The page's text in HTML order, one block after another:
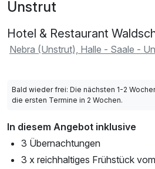
Unstrut
Hotel & Restaurant
Nebra (Unstrut), Halle - Saale -
Bald wieder frei: Die nächsten 1-2
die ersten Termine in 2 Wochen.
In diesem Angebot inklusive
3 Übernachtungen
3 x reichhaltiges Frühstück